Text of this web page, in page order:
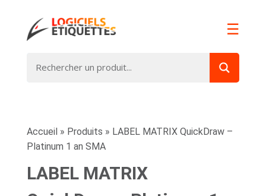
☰
Accueil » Produits » LABEL MATRIX QuickDraw –
Platinum 1 an SMA
LABEL MATRIX